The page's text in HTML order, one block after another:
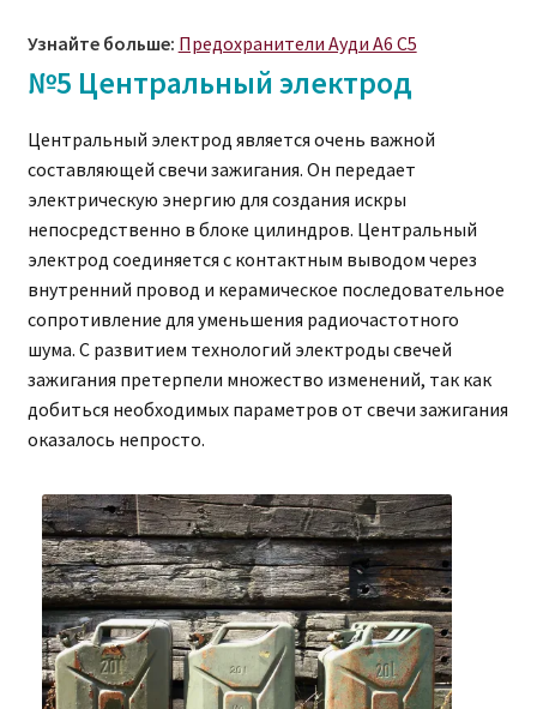
Узнайте больше: Предохранители Ауди A6 C5
№5 Центральный электрод
Центральный электрод является очень важной
составляющей свечи зажигания. Он передает
электрическую энергию для создания искры
непосредственно в блоке цилиндров. Центральный
электрод соединяется с контактным выводом через
внутренний провод и керамическое последовательное
сопротивление для уменьшения радиочастотного
шума. С развитием технологий электроды свечей
зажигания претерпели множество изменений, так как
добиться необходимых параметров от свечи зажигания
оказалось непросто.